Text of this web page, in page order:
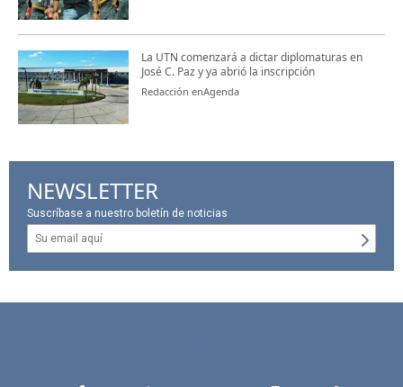
La UTN comenzará a dictar diplomaturas en
José C. Paz y ya abrió la inscripción
Redacción enAgenda
NEWSLETTER
Suscríbase a nuestro boletín de noticias